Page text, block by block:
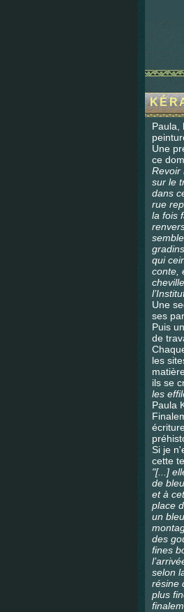
Paula,
Une
ce
Revoir
sur le
dans
rue
la fois
qui
conte,
Une
ses
Puis
de
les
ils se
les
Paula
Si je
cette
"[...]
de
et à
place
un
des
fines
selon
résine
plus